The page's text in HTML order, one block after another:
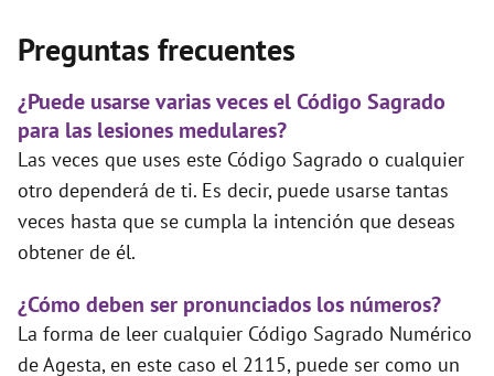
Preguntas frecuentes
¿Puede usarse varias veces el Código Sagrado
para las lesiones medulares?
Las veces que uses este Código Sagrado o cualquier
otro dependerá de ti. Es decir, puede usarse tantas
veces hasta que se cumpla la intención que deseas
obtener de él.
¿Cómo deben ser pronunciados los números?
La forma de leer cualquier Código Sagrado Numérico
de Agesta, en este caso el 2115, puede ser como un